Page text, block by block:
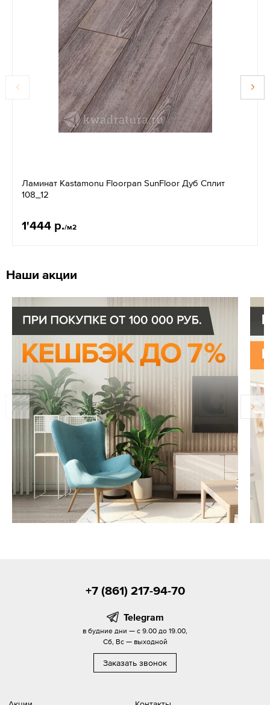
Ламинат Kastamonu Floorpan SunFloor Дуб Сплит
108_12
1'444 р./м2
Наши акции
+7 (861) 217-94-70
Telegram
в будние дни — с 9.00 до 19.00,
Сб, Вс — выходной
Заказать звонок